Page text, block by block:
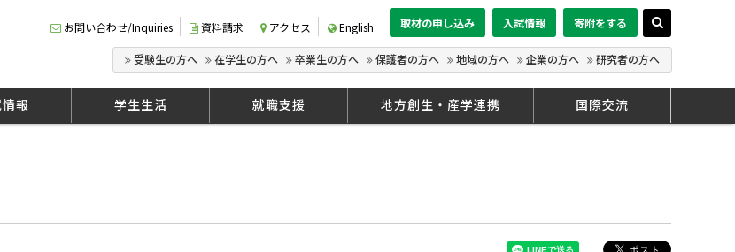
お問い合わせ/Inquiries 資料請求 アクセス English 取材の申し込み 入試情報 寄附をする
受験生の方へ 在学生の方へ 卒業生の方へ 保護者の方へ 地域の方へ 企業の方へ 研究者の方へ
報 学生生活 就職支援 地方創生・産学連携 国際交流